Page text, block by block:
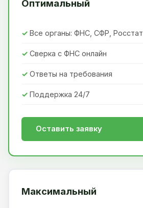
Оптимальный
Все органы: ФНС, СФР, Росстат
Сверка с ФНС онлайн
Ответы на требования
Поддержка 24/7
Оставить заявку
Максимальный